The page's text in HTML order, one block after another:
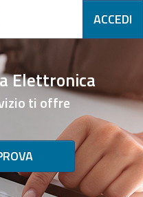
ACCEDI
Elettronica
ti offre